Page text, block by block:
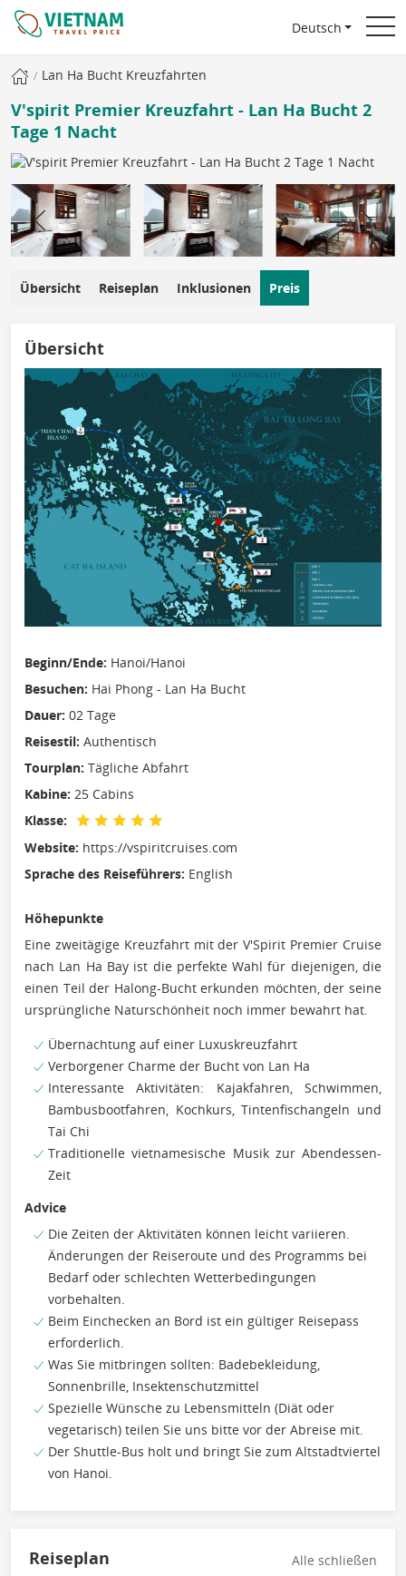
Deutsch
Lan Ha Bucht Kreuzfahrten
V'spirit Premier Kreuzfahrt - Lan Ha Bucht 2
Tage 1 Nacht
Übersicht Reiseplan Inklusionen Preis
Übersicht
Beginn/Ende: Hanoi/Hanoi
Besuchen: Hai Phong - Lan Ha Bucht
Dauer: 02 Tage
Reisestil: Authentisch
Tourplan: Tägliche Abfahrt
Kabine: 25 Cabins
Klasse:
Website: https://vspiritcruises.com
Sprache des Reiseführers: English
Höhepunkte
Eine zweitägige Kreuzfahrt mit der V'Spirit Premier Cruise
nach Lan Ha Bay ist die perfekte Wahl für diejenigen, die
einen Teil der Halong-Bucht erkunden möchten, der seine
ursprüngliche Naturschönheit noch immer bewahrt hat.
Übernachtung auf einer Luxuskreuzfahrt
Verborgener Charme der Bucht von Lan Ha
Interessante Aktivitäten: Kajakfahren, Schwimmen,
Bambusbootfahren, Kochkurs, Tintenfischangeln und
Tai Chi
Traditionelle vietnamesische Musik zur Abendessen-
Zeit
Advice
Die Zeiten der Aktivitäten können leicht variieren.
Änderungen der Reiseroute und des Programms bei
Bedarf oder schlechten Wetterbedingungen
vorbehalten.
Beim Einchecken an Bord ist ein gültiger Reisepass
erforderlich.
Was Sie mitbringen sollten: Badebekleidung,
Sonnenbrille, Insektenschutzmittel
Spezielle Wünsche zu Lebensmitteln (Diät oder
vegetarisch) teilen Sie uns bitte vor der Abreise mit.
Der Shuttle-Bus holt und bringt Sie zum Altstadtviertel
von Hanoi.
Reiseplan
Alle schließen